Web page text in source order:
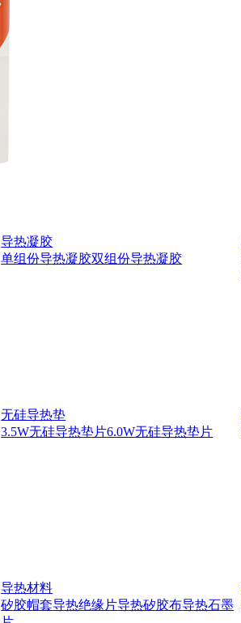
导热凝胶
单组份导热凝胶双组份导热凝胶
无硅导热垫
3.5W无硅导热垫片6.0W无硅导热垫片
导热材料
矽胶帽套导热绝缘片导热矽胶布导热石墨